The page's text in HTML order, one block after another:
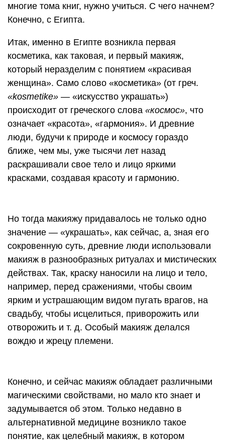
многие тома книг, нужно учиться. С чего начнем?
Конечно, с Египта.
Итак, именно в Египте возникла первая
косметика, как таковая, и первый макияж,
который неразделим с понятием «красивая
женщина». Само слово «косметика» (от греч.
«kosmetike» — «искусство украшать»)
происходит от греческого слова «космос», что
означает «красота», «гармония». И древние
люди, будучи к природе и космосу гораздо
ближе, чем мы, уже тысячи лет назад
раскрашивали свое тело и лицо яркими
красками, создавая красоту и гармонию.
Но тогда макияжу придавалось не только одно
значение — «украшать», как сейчас, а, зная его
сокровенную суть, древние люди использовали
макияж в разнообразных ритуалах и мистических
действах. Так, краску наносили на лицо и тело,
например, перед сражениями, чтобы своим
ярким и устрашающим видом пугать врагов, на
свадьбу, чтобы исцелиться, приворожить или
отворожить и т. д. Особый макияж делался
вождю и жрецу племени.
Конечно, и сейчас макияж обладает различными
магическими свойствами, но мало кто знает и
задумывается об этом. Только недавно в
альтернативной медицине возникло такое
понятие, как целебный макияж, в котором